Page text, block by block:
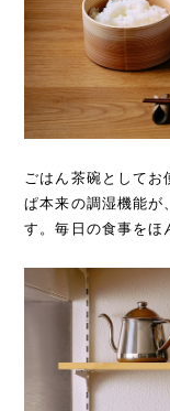
ごはん茶碗としてお
ぱ本来の調湿機能が
す。毎日の食事をほ